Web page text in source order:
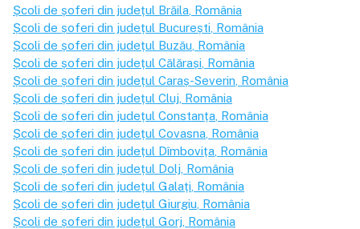
Școli de șoferi din județul Brăila , România
Școli de șoferi din județul București , România
Școli de șoferi din județul Buzău , România
Școli de șoferi din județul Călărași , România
Școli de șoferi din județul Caraș-Severin , România
Școli de șoferi din județul Cluj , România
Școli de șoferi din județul Constanța , România
Școli de șoferi din județul Covasna , România
Școli de șoferi din județul Dîmbovița , România
Școli de șoferi din județul Dolj , România
Școli de șoferi din județul Galați , România
Școli de șoferi din județul Giurgiu , România
Școli de șoferi din județul Gorj , România